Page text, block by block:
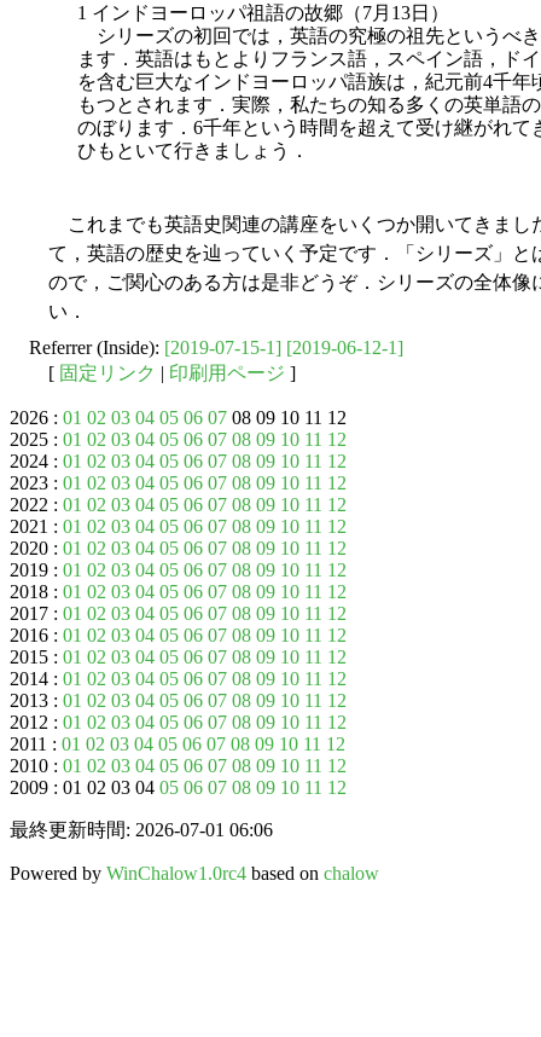
1 インドヨーロッパ祖語の故郷（7月13日）
シリーズの初回では，英語の究極の祖先というべ
ます．英語はもとよりフランス語，スペイン語，ド
を含む巨大なインドヨーロッパ語族は，紀元前4千
もつとされます．実際，私たちの知る多くの英単語
のぼります．6千年という時間を超えて受け継がれ
ひもといて行きましょう．
これまでも英語史関連の講座をいくつか開いてきまし
て，英語の歴史を辿っていく予定です．「シリーズ」
ので，ご関心のある方は是非どうぞ．シリーズの全体像
い．
Referrer (Inside): [2019-07-15-1] [2019-06-12-1]
[ 固定リンク | 印刷用ページ ]
2026 : 01 02 03 04 05 06 07 08 09 10 11 12
2025 : 01 02 03 04 05 06 07 08 09 10 11 12
2024 : 01 02 03 04 05 06 07 08 09 10 11 12
2023 : 01 02 03 04 05 06 07 08 09 10 11 12
2022 : 01 02 03 04 05 06 07 08 09 10 11 12
2021 : 01 02 03 04 05 06 07 08 09 10 11 12
2020 : 01 02 03 04 05 06 07 08 09 10 11 12
2019 : 01 02 03 04 05 06 07 08 09 10 11 12
2018 : 01 02 03 04 05 06 07 08 09 10 11 12
2017 : 01 02 03 04 05 06 07 08 09 10 11 12
2016 : 01 02 03 04 05 06 07 08 09 10 11 12
2015 : 01 02 03 04 05 06 07 08 09 10 11 12
2014 : 01 02 03 04 05 06 07 08 09 10 11 12
2013 : 01 02 03 04 05 06 07 08 09 10 11 12
2012 : 01 02 03 04 05 06 07 08 09 10 11 12
2011 : 01 02 03 04 05 06 07 08 09 10 11 12
2010 : 01 02 03 04 05 06 07 08 09 10 11 12
2009 : 01 02 03 04 05 06 07 08 09 10 11 12
最終更新時間: 2026-07-01 06:06
Powered by WinChalow1.0rc4 based on chalow